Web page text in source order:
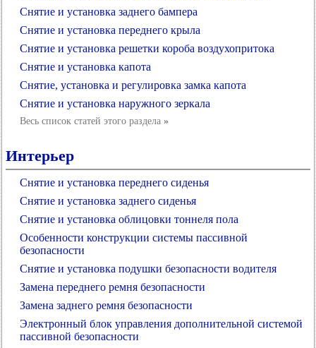
Снятие и установка заднего бампера
Снятие и установка переднего крыла
Снятие и установка решетки короба воздухопритока
Снятие и установка капота
Снятие, установка и регулировка замка капота
Снятие и установка наружного зеркала
Весь список статей этого раздела »
Интерьер
Снятие и установка переднего сиденья
Снятие и установка заднего сиденья
Снятие и установка облицовки тоннеля пола
Особенности конструкции системы пассивной
безопасности
Снятие и установка подушки безопасности водителя
Замена переднего ремня безопасности
Замена заднего ремня безопасности
Электронный блок управления дополнительной системой
пассивной безопасности